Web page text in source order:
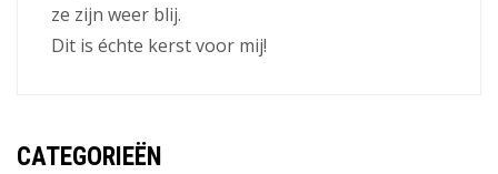
ze zijn weer blij.
Dit is échte kerst voor mij!
CATEGORIEËN